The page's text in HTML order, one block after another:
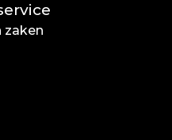
zaken